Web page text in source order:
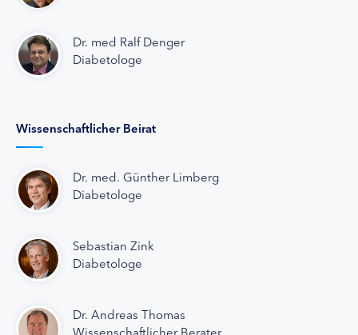
Dr. med Ralf Denger
Diabetologe
Wissenschaftlicher Beirat
Dr. med. Günther Limberg
Diabetologe
Sebastian Zink
Diabetologe
Dr. Andreas Thomas